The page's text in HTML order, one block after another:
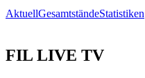
AktuellGesamtständeStatistiken
FIL LIVE TV